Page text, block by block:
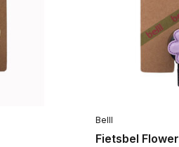
Belll
Fietsbel